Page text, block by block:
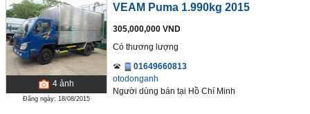
4 ảnh
Đăng ngày: 18/08/2015
VEAM Puma 1.990kg 2015
305,000,000 VND
Có thương lượng
01649660813
otodonganh
Người dùng bán tại Hồ Chí Minh